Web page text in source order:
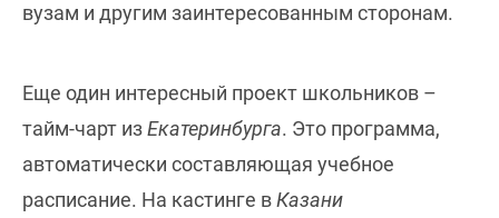
вузам и другим заинтересованным сторонам.
Еще один интересный проект школьников –
тайм-чарт изЕкатеринбурга. Это программа,
автоматически составляющая учебное
расписание. На кастинге вКазани